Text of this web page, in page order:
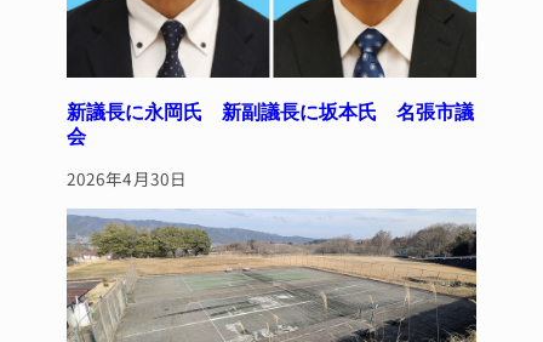
新議長に永岡氏 新副議長に坂本氏 名張市議
会
2026年4月30日